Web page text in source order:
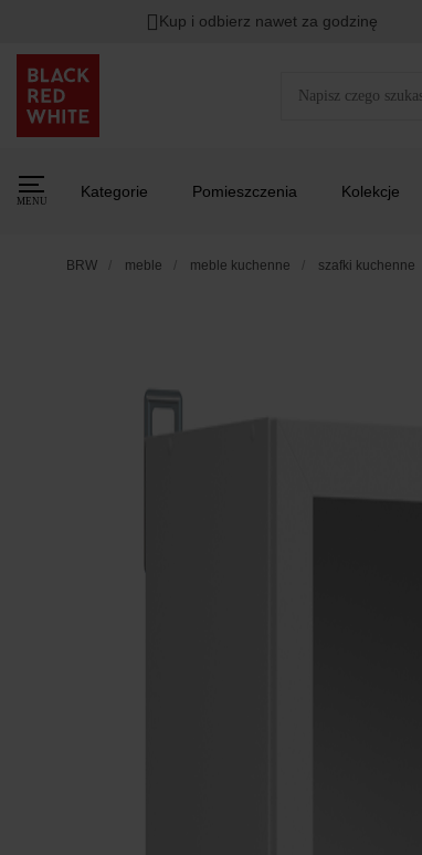
Kup i odbierz nawet za godzinę
MENU
Kategorie Pomieszczenia Kolekcje
BRW meble meble kuchenne szafki kuchenne